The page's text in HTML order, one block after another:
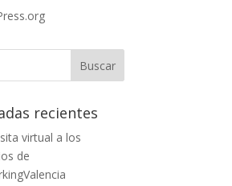
recientes
virtual a los
de